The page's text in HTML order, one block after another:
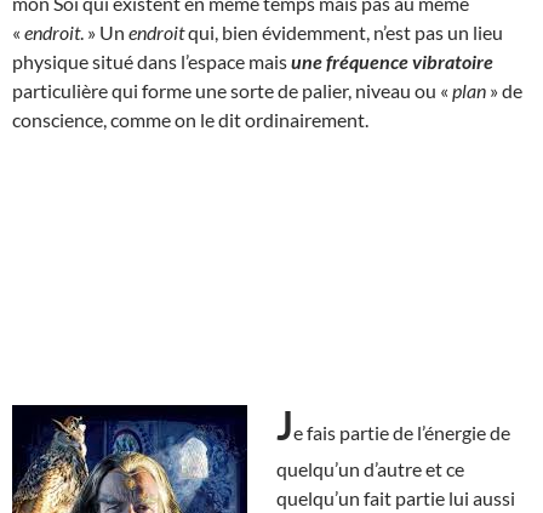
« endroit. » Un endroitqui, bien évidemment, n’est pas un lieu
physique situé dans l’espace maisune fréquence vibratoire
particulière qui forme une sorte de palier, niveau ou « plan » de
conscience, comme on le dit ordinairement.
Je fais partie de l’énergie de
quelqu’un d’autre et ce
quelqu’un fait partie lui aussi